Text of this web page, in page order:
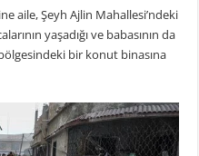
aile, Şeyh Ajlin Mahallesi’ndeki
yaşadığı ve babasının da
bir konut binasına